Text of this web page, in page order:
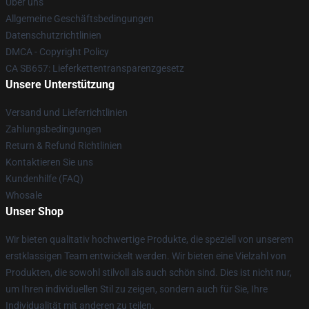
Allgemeine Geschäftsbedingungen
Datenschutzrichtlinien
DMCA - Copyright Policy
CA SB657: Lieferkettentransparenzgesetz
Unsere Unterstützung
Versand und Lieferrichtlinien
Zahlungsbedingungen
Return & Refund Richtlinien
Kontaktieren Sie uns
Kundenhilfe (FAQ)
Whosale
Unser Shop
Wir bieten qualitativ hochwertige Produkte, die speziell von unserem
erstklassigen Team entwickelt werden. Wir bieten eine Vielzahl von
Produkten, die sowohl stilvoll als auch schön sind. Dies ist nicht nur,
um Ihren individuellen Stil zu zeigen, sondern auch für Sie, Ihre
Individualität mit anderen zu teilen.